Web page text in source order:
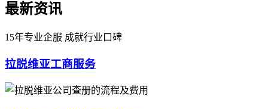
最新资讯
15年专业企服 成就行业口碑
拉脱维亚工商服务